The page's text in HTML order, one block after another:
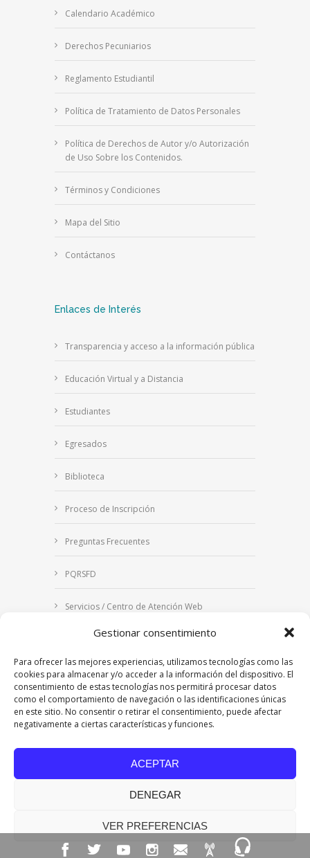
Gestionar consentimiento
Para ofrecer las mejores experiencias, utilizamos tecnologías como las
cookies para almacenar y/o acceder a la información del dispositivo. El
consentimiento de estas tecnologías nos permitirá procesar datos
como el comportamiento de navegación o las identificaciones únicas
en este sitio. No consentir o retirar el consentimiento, puede afectar
negativamente a ciertas características y funciones.
ACEPTAR
DENEGAR
VER PREFERENCIAS
Calendario Académico
Derechos Pecuniarios
Reglamento Estudiantil
Política de Tratamiento de Datos Personales
Política de Derechos de Autor y/o Autorización
de Uso Sobre los Contenidos.
Términos y Condiciones
Mapa del Sitio
Contáctanos
Enlaces de Interés
Transparencia y acceso a la información pública
Educación Virtual y a Distancia
Estudiantes
Egresados
Biblioteca
Proceso de Inscripción
Preguntas Frecuentes
PQRSFD
Servicios / Centro de Atención Web
Correo Institucional
Notificaciones judiciales
| Personería Jurídica Resolución
7542 de mayo de 1982
Acreditación Institucional en Alta Calidad
Ministerio de Educación Nacional.